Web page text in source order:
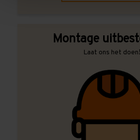
Montage
Laat ons het doen!